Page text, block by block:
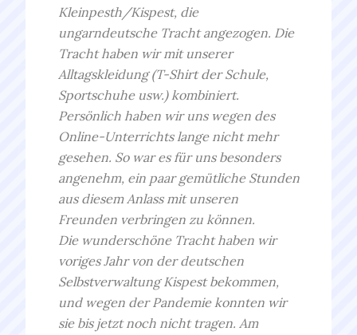
Kleinpesth/Kispest, die
ungarndeutsche Tracht angezogen. Die
Tracht haben wir mit unserer
Alltagskleidung (T-Shirt der Schule,
Sportschuhe usw.) kombiniert.
Persönlich haben wir uns wegen des
Online-Unterrichts lange nicht mehr
gesehen. So war es für uns besonders
angenehm, ein paar gemütliche Stunden
aus diesem Anlass mit unseren
Freunden verbringen zu können.
Die wunderschöne Tracht haben wir
voriges Jahr von der deutschen
Selbstverwaltung Kispest bekommen,
und wegen der Pandemie konnten wir
sie bis jetzt noch nicht tragen. Am